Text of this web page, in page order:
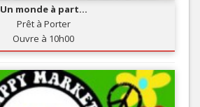
Un monde à part...
Prêt à Porter
Ouvre à 10h00